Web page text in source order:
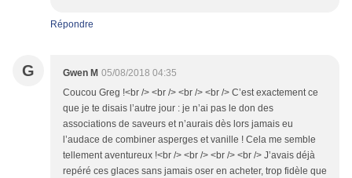
Répondre
G Gwen M 05/08/2018 04:35
Coucou Greg !<br /> <br /> <br /> <br /> C’est exactement ce
que je te disais l’autre jour : je n’ai pas le don des
associations de saveurs et n’aurais dès lors jamais eu
l’audace de combiner asperges et vanille ! Cela me semble
tellement aventureux !<br /> <br /> <br /> <br /> J’avais déjà
repéré ces glaces sans jamais oser en acheter, trop fidèle que